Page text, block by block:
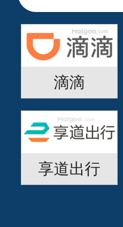
滴滴
享道出行